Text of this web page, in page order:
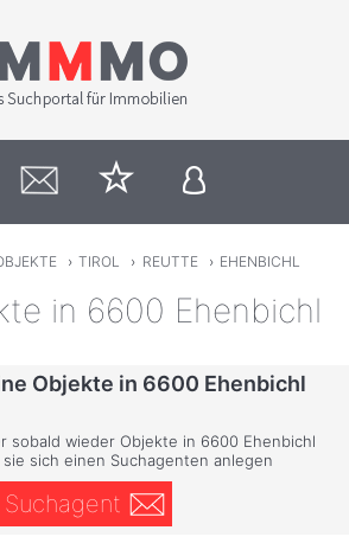
› TIROL › REUTTE › EHENBICHL
in 6600 Ehenbichl
Objekte in 6600 Ehenbichl
sobald wieder Objekte in 6600 Ehenbichl
sich einen Suchagenten anlegen
Suchagent